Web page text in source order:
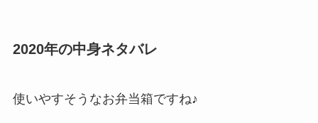
2020年の中身ネタバレ
使いやすそうなお弁当箱ですね♪